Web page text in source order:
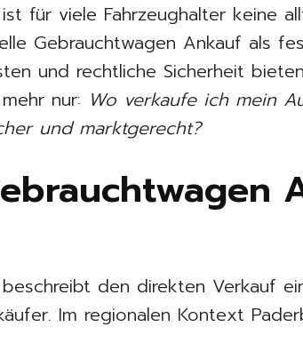
für viele Fahrzeughalter keine
Gebrauchtwagen Ankauf als
und rechtliche Sicherheit
nur: Wo verkaufe ich mein
und marktgerecht?
den direkten Verkauf
Im regionalen Kontext